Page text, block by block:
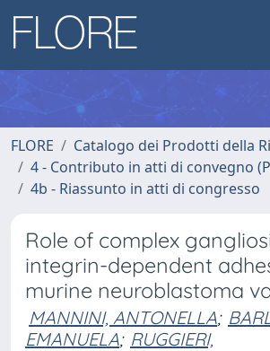
FLORE
Catalogo dei Prodotti della
4 - Contributo in atti di convegno
4b - Riassunto in atti di congresso
Role of complex
integrin-dependent
murine neuroblastoma
MANNINI, ANTONELLA;
EMANUELA; RUGGIERI,